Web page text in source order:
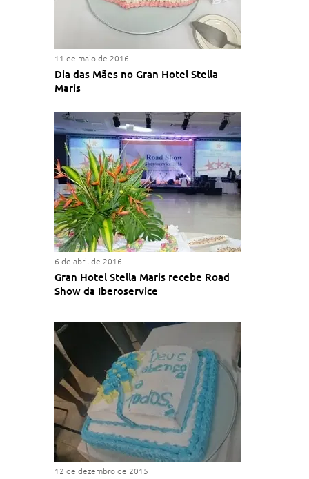
11 de maio de 2016
Dia das Mães no Gran Hotel Stella
Maris
6 de abril de 2016
Gran Hotel Stella Maris recebe Road
Show da Iberoservice
12 de dezembro de 2015